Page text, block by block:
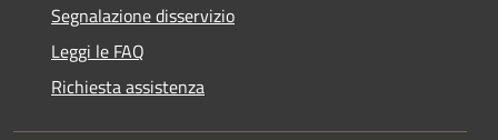
Segnalazione disservizio
Leggi le FAQ
Richiesta assistenza